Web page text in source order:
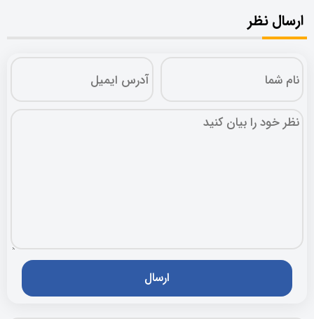
ارسال نظر